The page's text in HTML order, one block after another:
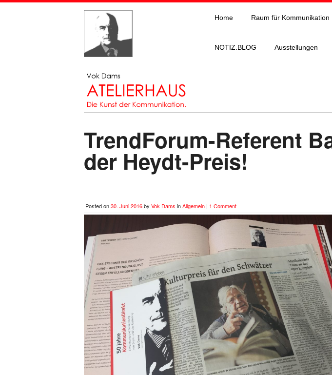
Home Raum für Kommunikation
NOTIZ.BLOG Ausstellungen
TrendForum-Referent
der Heydt-Preis!
Posted on30. Juni 2016by Vok Dams inAllgemein | 1 Comment